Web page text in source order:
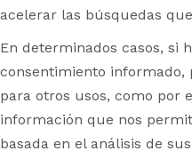
acelerar las búsquedas
En determinados casos, si
consentimiento informado,
para otros usos, como por
información que nos
basada en el análisis de